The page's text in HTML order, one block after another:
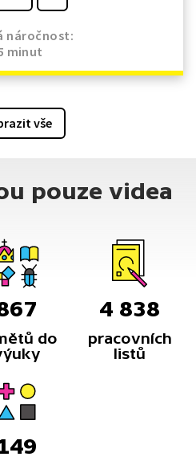
náročnost:
minut
vše
pouze videa
do
4 838
pracovních
listů